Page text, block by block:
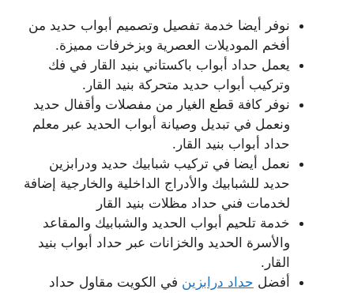
نوفر أيضا خدمة تفصيل وتصميم أبواب حديد من
أفخم الموديلات العصرية وبزخرفات مميزة.
يعمل حداد أبواب باكستاني بنيد القار في فك
وتركيب أبواب حديد متحركة بنيد القار.
نوفر كافة قطع الغيار من مفصلات وأقفال حديد
ونعمل في تبديل وصيانة أبواب الحديد عبر معلم
حداد أبواب بنيد القار.
نعمل أيضا في تركيب شبابيك حديد ودرابزين
حديد للشبابيك والأدراج الداخلية والخارجية إضافة
لخدمات فني حداد مظلات بنيد القار
خدمة تلحيم أبواب الحديد والشبابيك والمقاعد
والأسرة الحديد والخزانات عبر حداد أبواب بنيد
القار.
أفضل حداد درابزين في الكويت مقاول حداد